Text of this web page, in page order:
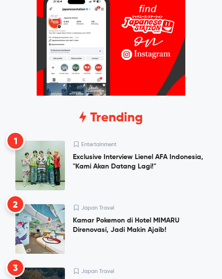
Trending
1 Entertainment
Exclusive Interview Lienel AFA Indonesia,
"Kami Akan Datang Lagi!"
2 Japan Travel
Kamar Pokemon di Hotel MIMARU
Direnovasi, Jadi Makin Ajaib!
3 Japan Travel